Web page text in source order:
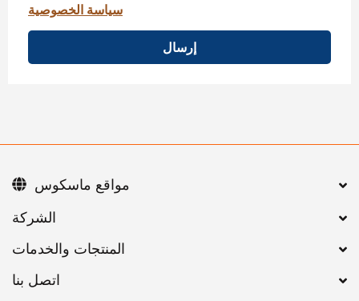
سياسة الخصوصية
إرسال
اتصل بنا
مواقع ماسكوس